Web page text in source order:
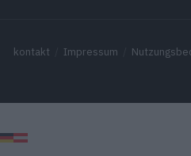
kontakt Impressum